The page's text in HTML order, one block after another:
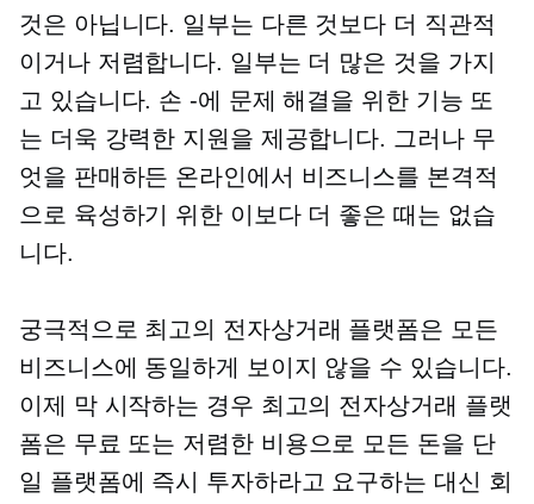
것은 아닙니다. 일부는 다른 것보다 더 직관적
이거나 저렴합니다. 일부는 더 많은 것을 가지
고 있습니다. 손 -에 문제 해결을 위한 기능 또
는 더욱 강력한 지원을 제공합니다. 그러나 무
엇을 판매하든 온라인에서 비즈니스를 본격적
으로 육성하기 위한 이보다 더 좋은 때는 없습
니다.
궁극적으로 최고의 전자상거래 플랫폼은 모든
비즈니스에 동일하게 보이지 않을 수 있습니다.
이제 막 시작하는 경우 최고의 전자상거래 플랫
폼은 무료 또는 저렴한 비용으로 모든 돈을 단
일 플랫폼에 즉시 투자하라고 요구하는 대신 회